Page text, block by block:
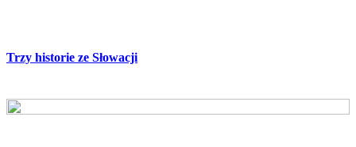
Trzy historie ze Słowacji